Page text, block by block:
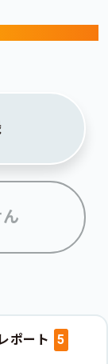
ポート 5